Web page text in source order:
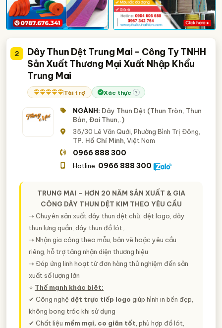
2
Dây Thun Dệt Trung Mai - Công Ty TNHH
Sản Xuất Thương Mại Xuất Nhập Khẩu
Trung Mai
Tài trợ Xác thực ?
NGÀNH: Dây Thun Dệt (Thun Tròn, Thun
Bản, Đai Thun,.)
35/30 Lê Văn Quới, Phường Bình Trị Đông,
TP. Hồ Chí Minh , Việt Nam
0966 888 300
Hotline: 0966 888 300
TRUNG MAI – HƠN 20 NĂM SẢN XUẤT & GIA
CÔNG DÂY THUN DỆT KIM THEO YÊU CẦU
➝ Chuyên sản xuất dây thun dệt chữ, dệt logo, dây
thun lưng quần, dây thun đồ lót,..
➝ Nhận gia công theo mẫu, bản vẽ hoặc yêu cầu
riêng, hỗ trợ tăng nhận diện thương hiệu
➝ Đáp ứng linh hoạt từ đơn hàng thử nghiệm đến sản
xuất số lượng lớn
⭐️ Thế mạnh khác biêt:
✔ Công nghệ dệt trực tiếp logo giúp hình in bền đẹp,
không bong tróc khi sử dụng
✔ Chất liệu mềm mại, co giãn tốt , phù hợp đồ lót,